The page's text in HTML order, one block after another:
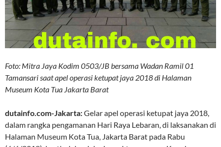
Foto: Mitra Jaya Kodim 0503/JB bersama Wadan Ramil 01
Tamansari saat apel operasi ketupat jaya 2018 di Halaman
Museum Kota Tua Jakarta Barat
dutainfo.com-Jakarta:Gelar apel operasi ketupat jaya 2018,
dalam rangka pengamanan Hari Raya Lebaran, di laksanakan di
Halaman Museum Kota Tua, Jakarta Barat pada Rabu